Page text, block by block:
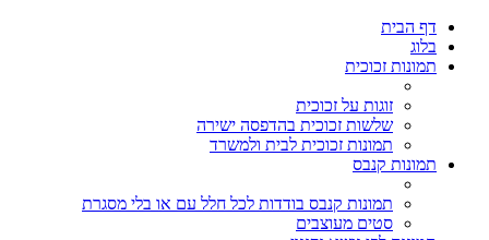
דף הבית
בלוג
תמונות זכוכית
זוגות על זכוכית
שלשות זכוכית בהדפסה ישירה
תמונות זכוכית לבית ולמשרד
תמונות קנבס
תמונות קנבס בודדות לכל חלל עם או בלי מסגרת
סטים מעוצבים